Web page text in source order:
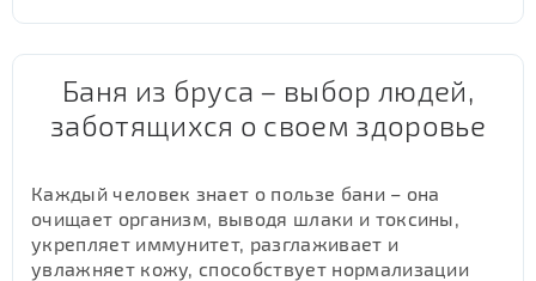
Баня из бруса – выбор людей,
заботящихся о своем здоровье
Каждый человек знает о пользе бани – она
очищает организм, выводя шлаки и токсины,
укрепляет иммунитет, разглаживает и
увлажняет кожу, способствует нормализации